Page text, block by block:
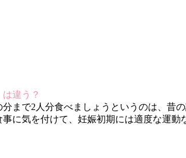
違う？
まで2人分食べましょうというのは、昔
に気を付けて、妊娠初期には適度な運動